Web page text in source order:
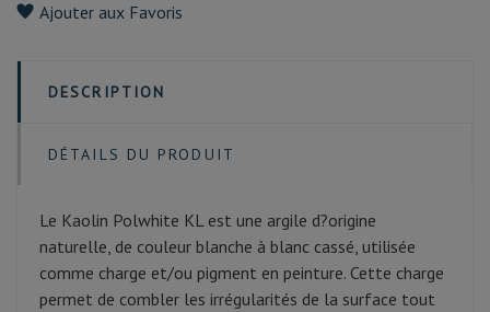
Ajouter aux Favoris
DESCRIPTION
DÉTAILS DU PRODUIT
Le Kaolin Polwhite KL est une argile d?origine
naturelle, de couleur blanche à blanc cassé, utilisée
comme charge et/ou pigment en peinture. Cette charge
permet de combler les irrégularités de la surface tout